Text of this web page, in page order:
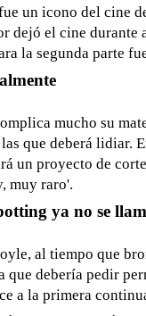
un icono del cine
dejó el cine durante
la segunda parte
mucho su
que deberá lidiar.
un proyecto de
muy raro'.
ya no se
al tiempo que
debería pedir
a la primera